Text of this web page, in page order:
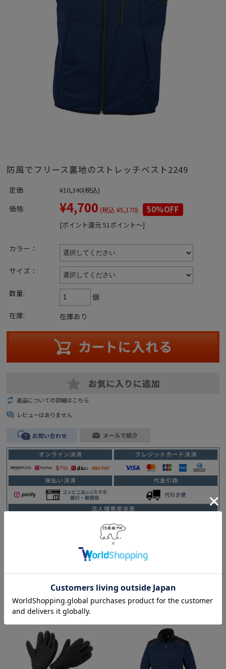
防風でフリース裏地のストレッチベスト2249
定価: ¥10,340(税込)
価格: ¥4,700 (税込 ¥5,170) 50%OFF
[ポイント還元 51ポイント～]
カラー：
サイズ：
数量:
個
在庫:
在庫あり
返品についての詳細はこちら
レビューはありません
この商品を見た人はこんな商品も見ていま
す